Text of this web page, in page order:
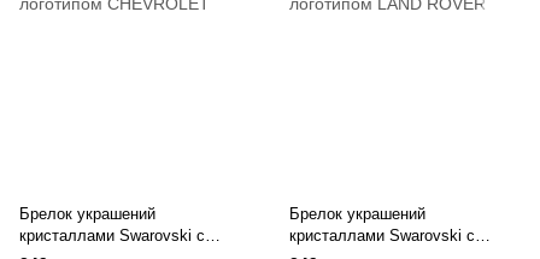
Брелок украшений
кристаллами Swarovski с
Брелок украшений
кристаллами Swarovski с